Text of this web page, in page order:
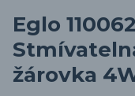
Eglo
žárovka